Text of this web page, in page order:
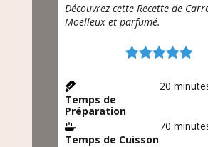
Découvrez cette Recette de
Moelleux et parfumé.
Temps de
Préparation
20
Temps de Cuisson
70